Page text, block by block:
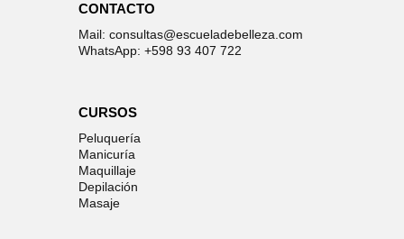
CONTACTO
Mail: consultas@escueladebelleza.com
WhatsApp: +598 93 407 722
CURSOS
Peluquería
Manicuría
Maquillaje
Depilación
Masaje